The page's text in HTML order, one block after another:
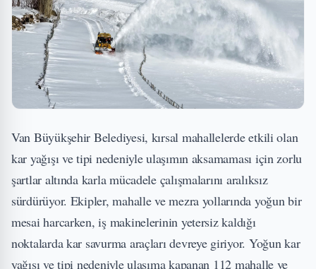
Van Büyükşehir Belediyesi, kırsal mahallelerde etkili olan
kar yağışı ve tipi nedeniyle ulaşımın aksamaması için zorlu
şartlar altında karla mücadele çalışmalarını aralıksız
sürdürüyor. Ekipler, mahalle ve mezra yollarında yoğun bir
mesai harcarken, iş makinelerinin yetersiz kaldığı
noktalarda kar savurma araçları devreye giriyor. Yoğun kar
yağışı ve tipi nedeniyle ulaşıma kapanan 112 mahalle ve